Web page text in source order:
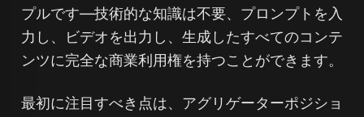
プルです—技術的な知識は不要、プロンプトを入
力し、ビデオを出力し、生成したすべてのコンテ
ンツに完全な商業利用権を持つことができます。
最初に注目すべき点は、アグリゲーターポジショ